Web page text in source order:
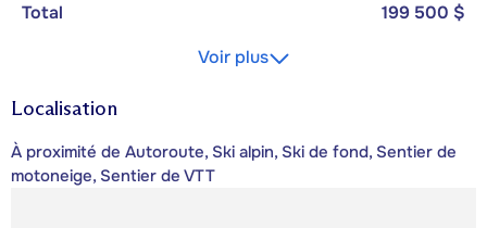
Total
199 500 $
Voir plus
Localisation
À proximité de Autoroute, Ski alpin, Ski de fond, Sentier de
motoneige, Sentier de VTT